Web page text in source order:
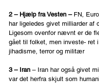
2 – Hjælp fra Vesten – FN,
har ligeledes givet milliarder af
Ligesom ovenfor nævnt er de
gået til folket, men investe- ret
jihadisme, terror og militær
3 – Iran – Iran har også givet
var det herfra skjult som